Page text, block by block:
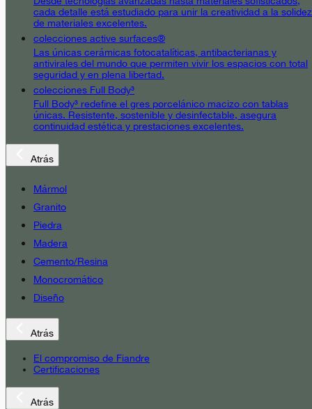
cada detalle está estudiado para unir la creatividad a la solidez
de materiales excelentes.
colecciones active surfaces®
Las únicas cerámicas fotocatalíticas, antibacterianas y
antivirales del mundo que permiten vivir los espacios con total
seguridad y en plena libertad.
colecciones Full Body³
Full Body³ redefine el gres porcelánico macizo con tablas
únicas. Resistente, sostenible y desinfectable, asegura
continuidad estética y prestaciones excelentes.
Atrás
Mármol
Granito
Piedra
Madera
Cemento/Resina
Monocromático
Diseño
Atrás
El compromiso de Fiandre
Certificaciones
Atrás